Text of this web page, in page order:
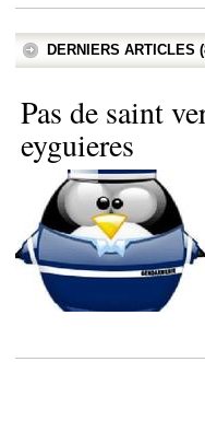
DERNIERS ARTICLES
Pas de saint
eyguieres